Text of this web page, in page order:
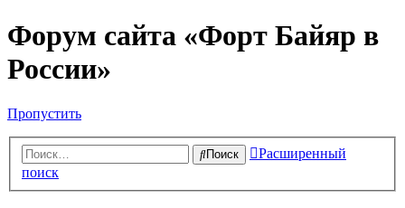
Форум сайта «Форт Байяр в
России»
Пропустить
Поиск
Расширенный
поиск